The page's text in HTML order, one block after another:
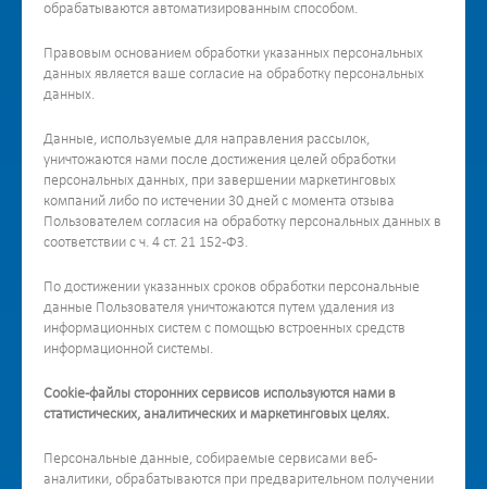
обрабатываются автоматизированным способом.
Правовым основанием обработки указанных персональных
данных является ваше согласие на обработку персональных
данных.
Данные, используемые для направления рассылок,
уничтожаются нами после достижения целей обработки
персональных данных, при завершении маркетинговых
компаний либо по истечении 30 дней с момента отзыва
Пользователем согласия на обработку персональных данных в
соответствии с ч. 4 ст. 21 152-ФЗ.
По достижении указанных сроков обработки персональные
данные Пользователя уничтожаются путем удаления из
информационных систем с помощью встроенных средств
информационной системы.
Cookie-файлы сторонних сервисов используются нами в
статистических, аналитических и маркетинговых целях.
Персональные данные, собираемые сервисами веб-
аналитики, обрабатываются при предварительном получении